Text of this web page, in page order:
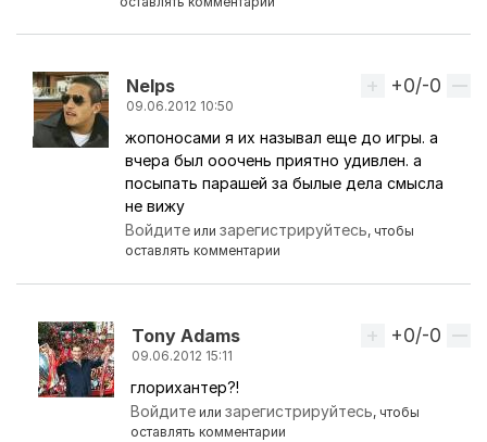
Nelps
09.06.2012 10:50
Ответ на комментарий пользователяTony
Вверх
+0/-0
жопоносами я их называл еще до игры. а
вчера был ооочень приятно удивлен. а
посыпать парашей за былые дела смысла
не вижу
Войдите илизарегистрируйтесь, чтобы
оставлять комментарии
Tony Adams
09.06.2012 15:11
Ответ на комментарий пользователяNelps
Вверх
+0/-0
глорихантер?!
Войдите илизарегистрируйтесь, чтобы
оставлять комментарии